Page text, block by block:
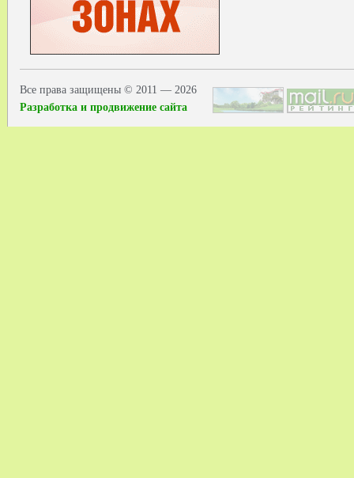
Все права защищены © 2011 — 2026
Разработка и продвижение сайта